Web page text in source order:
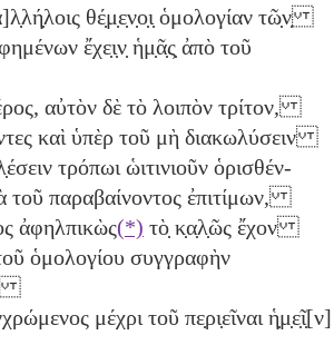
θέ̣μ̣ε̣ν̣ο̣ι̣ ὁμολογίαν τῶ̣ν̣
ἔχε̣ι̣ν̣ ἡμ̣ᾶ̣ς̣ ἀπὸ τοῦ
αὐτὸν δὲ τὸ λοιπὸν τρίτον,
καὶ ὑπὲρ τοῦ μὴ διακωλύσειν
τρόπωι ὡιτινιοῦν ὁρισθέν-
τοῦ παραβαίνοντος ἐπιτίμων,
(*) τὸ̣ κ̣α̣λ̣ῶς ἔχον
ὁμολογίου συγγραφὴν
μέχρι τοῦ πε̣ρι̣εῖναι ἡ̣μ̣ε̣ῖ̣[ν]